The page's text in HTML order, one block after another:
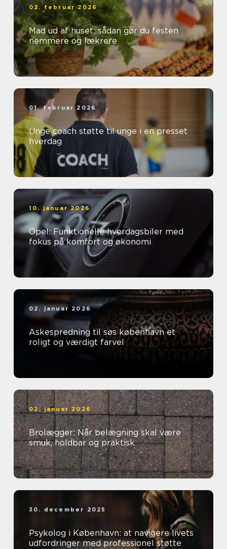
02. februar 2026
Mad ud af huset: sådan gør du festen
nemmere og lækrere
01. februar 2026
Unge coach støtte til unge i en presset
hverdag
10. januar 2026
Opel: Funktionelle hverdagsbiler med
fokus på komfort og økonomi
02. januar 2026
Askespredning til søs københavn et
roligt og værdigt farvel
02. januar 2026
Brolægger: Når belægning skal være
smuk, holdbar og praktisk
30. december 2025
Psykolog i København: at navigere livets
udfordringer med professionel støtte